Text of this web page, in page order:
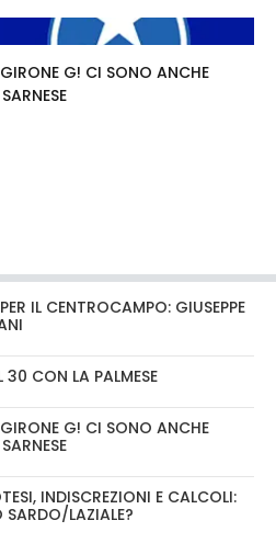
GIRONE G! CI SONO ANCHE
IL CENTROCAMPO: GIUSEPPE
30 CON LA PALMESE
GIRONE G! CI SONO ANCHE
INDISCREZIONI E CALCOLI:
SARDO/LAZIALE?